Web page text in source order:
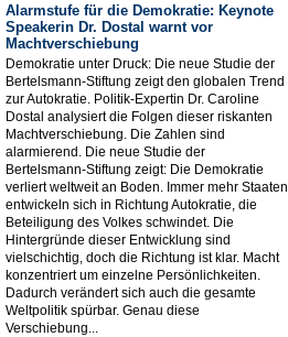
Alarmstufe für die Demokratie: Keynote
Speakerin Dr. Dostal warnt vor
Machtverschiebung
Demokratie unter Druck: Die neue Studie der
Bertelsmann-Stiftung zeigt den globalen Trend
zur Autokratie. Politik-Expertin Dr. Caroline
Dostal analysiert die Folgen dieser riskanten
Machtverschiebung. Die Zahlen sind
alarmierend. Die neue Studie der
Bertelsmann-Stiftung zeigt: Die Demokratie
verliert weltweit an Boden. Immer mehr Staaten
entwickeln sich in Richtung Autokratie, die
Beteiligung des Volkes schwindet. Die
Hintergründe dieser Entwicklung sind
vielschichtig, doch die Richtung ist klar. Macht
konzentriert um einzelne Persönlichkeiten.
Dadurch verändert sich auch die gesamte
Weltpolitik spürbar. Genau diese
Verschiebung...